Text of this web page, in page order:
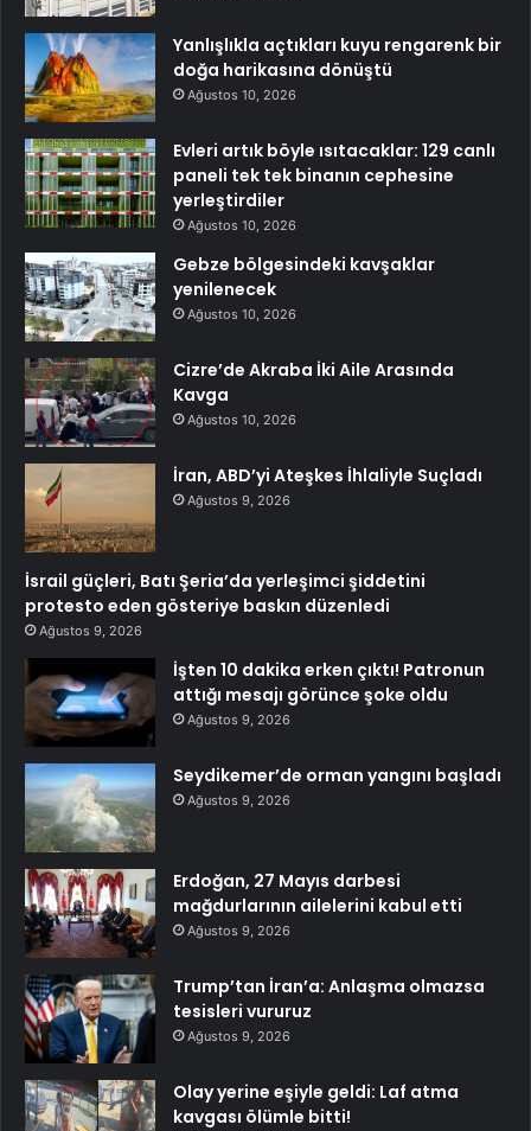
Yanlışlıkla açtıkları kuyu rengarenk bir
doğa harikasına dönüştü
Ağustos 10, 2026
Evleri artık böyle ısıtacaklar: 129 canlı
paneli tek tek binanın cephesine
yerleştirdiler
Ağustos 10, 2026
Gebze bölgesindeki kavşaklar
yenilenecek
Ağustos 10, 2026
Cizre’de Akraba İki Aile Arasında
Kavga
Ağustos 10, 2026
İran, ABD’yi Ateşkes İhlaliyle Suçladı
Ağustos 9, 2026
İsrail güçleri, Batı Şeria’da yerleşimci şiddetini
protesto eden gösteriye baskın düzenledi
Ağustos 9, 2026
İşten 10 dakika erken çıktı! Patronun
attığı mesajı görünce şoke oldu
Ağustos 9, 2026
Seydikemer’de orman yangını başladı
Ağustos 9, 2026
Erdoğan, 27 Mayıs darbesi
mağdurlarının ailelerini kabul etti
Ağustos 9, 2026
Trump’tan İran’a: Anlaşma olmazsa
tesisleri vururuz
Ağustos 9, 2026
Olay yerine eşiyle geldi: Laf atma
kavgası ölümle bitti!